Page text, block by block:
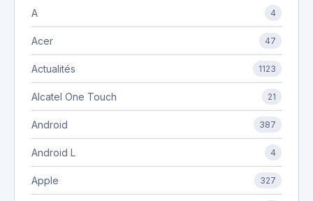
A 4
Acer 47
Actualités 1123
Alcatel One Touch 21
Android 387
Android L 4
Apple 327